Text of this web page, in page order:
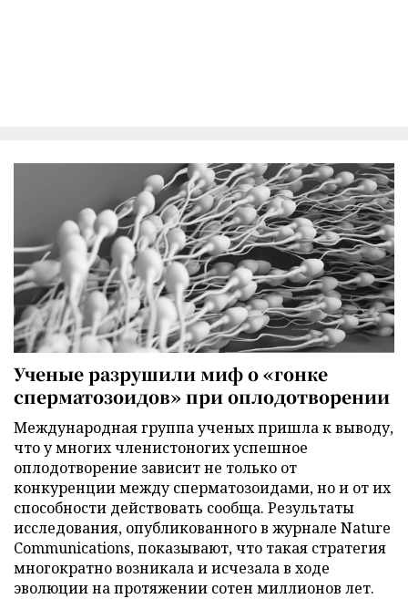
Ученые разрушили миф о «гонке
сперматозоидов» при оплодотворении
Международная группа ученых пришла к выводу,
что у многих членистоногих успешное
оплодотворение зависит не только от
конкуренции между сперматозоидами, но и от их
способности действовать сообща. Результаты
исследования, опубликованного в журнале Nature
Communications, показывают, что такая стратегия
многократно возникала и исчезала в ходе
эволюции на протяжении сотен миллионов лет.